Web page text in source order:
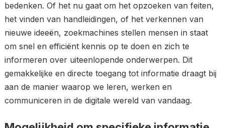
bedenken. Of het nu gaat om het opzoeken van feiten,
het vinden van handleidingen, of het verkennen van
nieuwe ideeën, zoekmachines stellen mensen in staat
om snel en efficiënt kennis op te doen en zich te
informeren over uiteenlopende onderwerpen. Dit
gemakkelijke en directe toegang tot informatie draagt bij
aan de manier waarop we leren, werken en
communiceren in de digitale wereld van vandaag.